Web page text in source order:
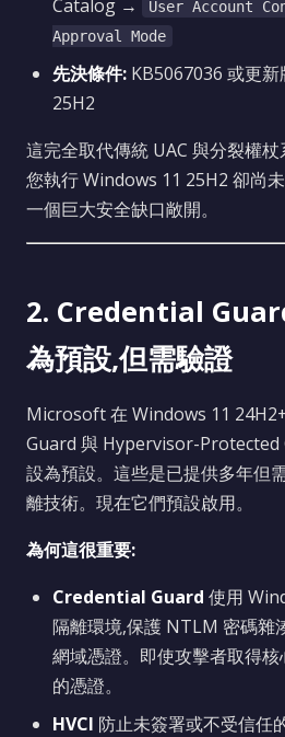
Catalog →
User Account
Approval Mode
先決條件: KB5067036 或更
25H2
這完全取代傳統 UAC 與分裂權
您執行 Windows 11 25H2 卻尚
一個巨大安全缺口敞開。
2. Credential
為預設,但需驗證
Microsoft 在 Windows 11
Guard 與 Hypervisor-Protected
設為預設。這些是已提供多年但
離技術。現在它們預設啟用。
為何這很重要:
Credential Guard 使用
隔離環境,保護 NTLM 密碼雜
網域憑證。即使攻擊者取得
的憑證。
HVCI 防止未簽署或不受信任